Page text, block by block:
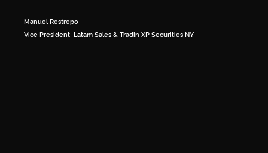
Manuel Restrepo
Vice President Latam Sales & Tradin XP Securities NY